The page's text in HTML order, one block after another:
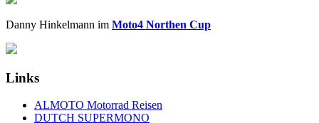
Danny Hinkelmann im Moto4 Northen Cup
Links
ALMOTO Motorrad Reisen
DUTCH SUPERMONO